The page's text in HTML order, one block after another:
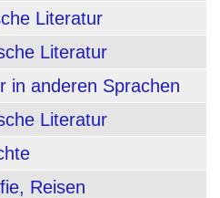
Literatur
Literatur
in anderen Sprachen
Literatur
Reisen